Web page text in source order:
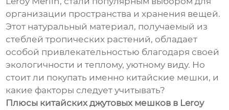
организации пространства и хранения вещей.
Этот натуральный материал, получаемый из
стеблей тропических растений, обладает
особой привлекательностью благодаря своей
экологичности и теплому, уютному виду. Но
стоит ли покупать именно китайские мешки, и
какие факторы следует учитывать?
Плюсы китайских джутовых мешков в Leroy